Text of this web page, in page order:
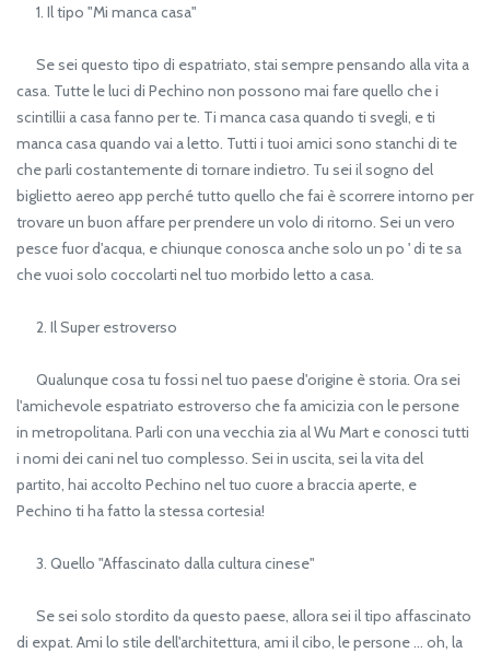
1. Il tipo "Mi manca casa"
Se sei questo tipo di espatriato, stai sempre pensando alla vita a
casa. Tutte le luci di Pechino non possono mai fare quello che i
scintillii a casa fanno per te. Ti manca casa quando ti svegli, e ti
manca casa quando vai a letto. Tutti i tuoi amici sono stanchi di te
che parli costantemente di tornare indietro. Tu sei il sogno del
biglietto aereo app perché tutto quello che fai è scorrere intorno per
trovare un buon affare per prendere un volo di ritorno. Sei un vero
pesce fuor d'acqua, e chiunque conosca anche solo un po ' di te sa
che vuoi solo coccolarti nel tuo morbido letto a casa.
2. Il Super estroverso
Qualunque cosa tu fossi nel tuo paese d'origine è storia. Ora sei
l'amichevole espatriato estroverso che fa amicizia con le persone
in metropolitana. Parli con una vecchia zia al Wu Mart e conosci tutti
i nomi dei cani nel tuo complesso. Sei in uscita, sei la vita del
partito, hai accolto Pechino nel tuo cuore a braccia aperte, e
Pechino ti ha fatto la stessa cortesia!
3. Quello "Affascinato dalla cultura cinese"
Se sei solo stordito da questo paese, allora sei il tipo affascinato
di expat. Ami lo stile dell'architettura, ami il cibo, le persone ... oh, la